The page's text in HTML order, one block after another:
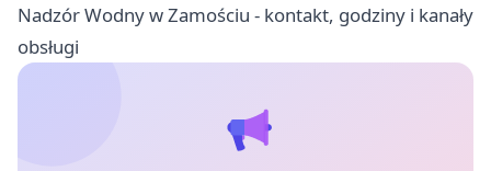
Nadzór Wodny w Zamościu - kontakt, godziny i kanały
obsługi